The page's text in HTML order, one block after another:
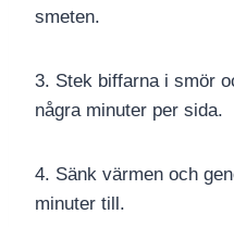
smeten.
3. Stek biffarna i smör
några minuter per sida.
4. Sänk värmen och
minuter till.